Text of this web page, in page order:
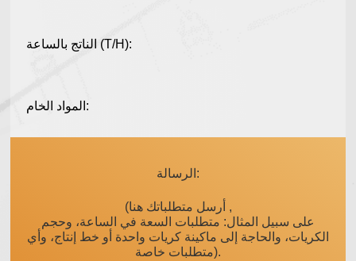
الناتج بالساعة (T/H):
المواد الخام:
الرسالة:
(أرسل متطلباتك هنا ,
على سبيل المثال: متطلبات السعة في الساعة، وحجم
الكريات، والحاجة إلى ماكينة كريات واحدة أو خط إنتاج، وأي
متطلبات خاصة).